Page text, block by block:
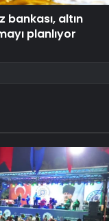
altın
planlıyor